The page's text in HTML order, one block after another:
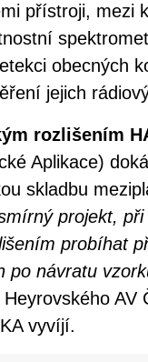
přístroji, mezi
obecných
jejich
rozlišením
Aplikace)
skladbu
projekt,
probíhat
po návratu
AV
vyvíjí.